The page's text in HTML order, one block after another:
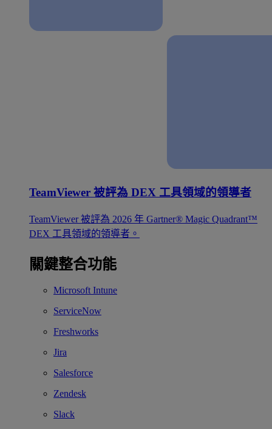
TeamViewer 被評為 DEX 工具領域的領導者
TeamViewer 被評為 2026 年 Gartner® Magic Quadrant™
DEX 工具領域的領導者。
關鍵整合功能
Microsoft Intune
ServiceNow
Freshworks
Jira
Salesforce
Zendesk
Slack